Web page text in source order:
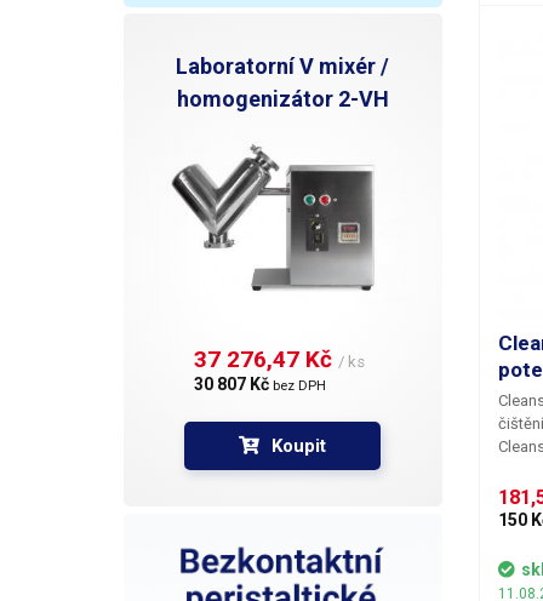
Laboratorní V mixér /
homogenizátor 2-VH
37 276,47 Kč / ks
30 807 Kč bez DPH
Koupit
150